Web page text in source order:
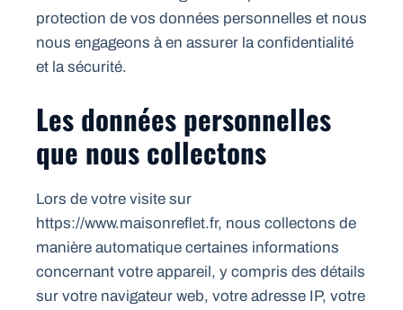
protection de vos données personnelles et nous
nous engageons à en assurer la confidentialité
et la sécurité.
Les données personnelles
que nous collectons
Lors de votre visite sur
https://www.maisonreflet.fr, nous collectons de
manière automatique certaines informations
concernant votre appareil, y compris des détails
sur votre navigateur web, votre adresse IP, votre